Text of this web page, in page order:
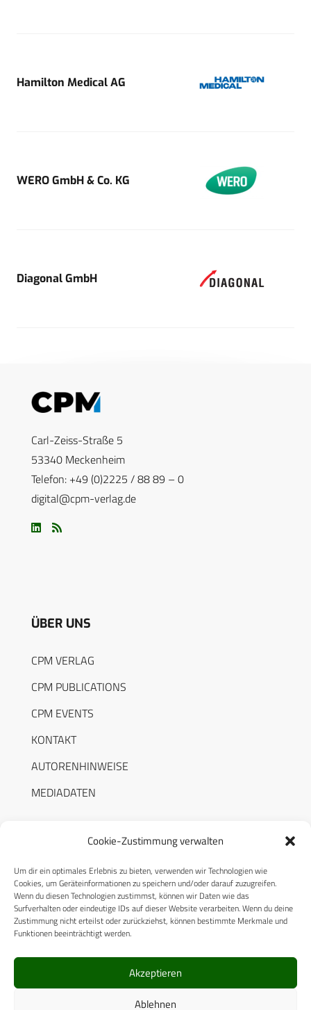
Cookie-Zustimmung verwalten
Um dir ein optimales Erlebnis zu bieten, verwenden wir Technologien wie
Cookies, um Geräteinformationen zu speichern und/oder darauf zuzugreifen.
Wenn du diesen Technologien zustimmst, können wir Daten wie das
Surfverhalten oder eindeutige IDs auf dieser Website verarbeiten. Wenn du deine
Zustimmung nicht erteilst oder zurückziehst, können bestimmte Merkmale und
Funktionen beeinträchtigt werden.
Akzeptieren
Ablehnen
Hamilton Medical AG
WERO GmbH & Co. KG
Diagonal GmbH
Carl-Zeiss-Straße 5
53340 Meckenheim
Telefon: +49 (0)2225 / 88 89 – 0
digital@cpm-verlag.de
ÜBER UNS
CPM VERLAG
CPM PUBLICATIONS
CPM EVENTS
KONTAKT
AUTORENHINWEISE
MEDIADATEN
RECHTLICHES
Datenschutzerklärung
Cookie-Richtlinie (EU)